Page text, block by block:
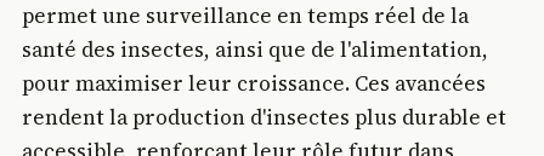
permet une surveillance en temps réel de la
santé des insectes, ainsi que de l'alimentation,
pour maximiser leur croissance. Ces avancées
rendent la production d'insectes plus durable et